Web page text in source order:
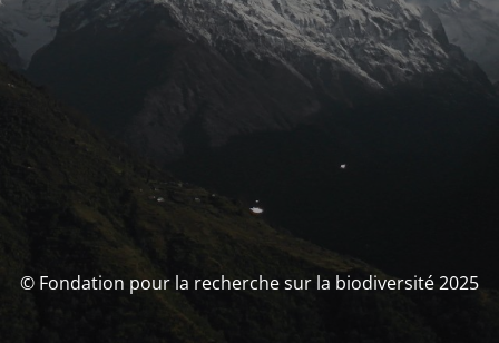
© Fondation pour la recherche sur la biodiversité 2025